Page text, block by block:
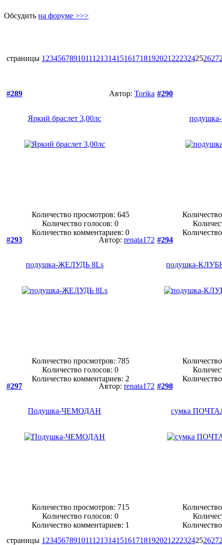
Обсудить на форуме >>>
страницы 1 23456789101112131415161718192021 222324252627
#289 Автор: Torika
Яркий браслет 3,00лс
Количество просмотров: 645
Количество голосов:0
Количество комментариев: 0
#290
#293
Автор: renata172
подушка-ЖЕЛУДЬ 8Ls
Количество просмотров: 785
Количество голосов:0
Количество комментариев: 2
#294
подушка-
#297
Автор: renata172
Подушка-ЧЕМОДАН
Количество просмотров: 715
Количество голосов:0
Количество комментариев: 1
#298
сумка
страницы 1 23456789101112131415161718192021 222324252627